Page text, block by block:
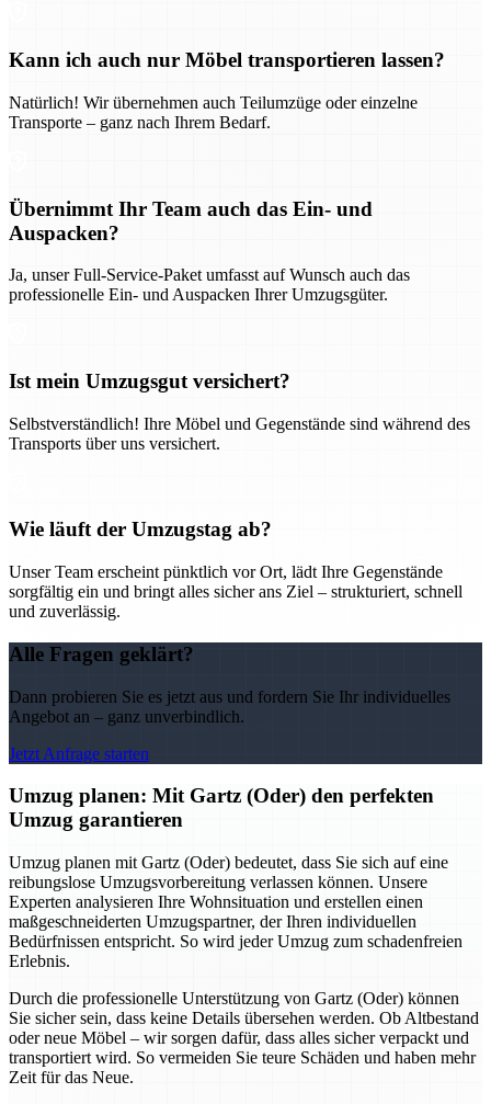
Kann ich auch nur Möbel transportieren lassen?
Natürlich! Wir übernehmen auch Teilumzüge oder einzelne
Transporte – ganz nach Ihrem Bedarf.
Übernimmt Ihr Team auch das Ein- und
Auspacken?
Ja, unser Full-Service-Paket umfasst auf Wunsch auch das
professionelle Ein- und Auspacken Ihrer Umzugsgüter.
Ist mein Umzugsgut versichert?
Selbstverständlich! Ihre Möbel und Gegenstände sind während des
Transports über uns versichert.
Wie läuft der Umzugstag ab?
Unser Team erscheint pünktlich vor Ort, lädt Ihre Gegenstände
sorgfältig ein und bringt alles sicher ans Ziel – strukturiert, schnell
und zuverlässig.
Alle Fragen geklärt?
Dann probieren Sie es jetzt aus und fordern Sie Ihr individuelles
Angebot an – ganz unverbindlich.
Jetzt Anfrage starten
Umzug planen: Mit Gartz (Oder) den perfekten
Umzug garantieren
Umzug planen mit Gartz (Oder) bedeutet, dass Sie sich auf eine
reibungslose Umzugsvorbereitung verlassen können. Unsere
Experten analysieren Ihre Wohnsituation und erstellen einen
maßgeschneiderten Umzugspartner, der Ihren individuellen
Bedürfnissen entspricht. So wird jeder Umzug zum schadenfreien
Erlebnis.
Durch die professionelle Unterstützung von Gartz (Oder) können
Sie sicher sein, dass keine Details übersehen werden. Ob Altbestand
oder neue Möbel – wir sorgen dafür, dass alles sicher verpackt und
transportiert wird. So vermeiden Sie teure Schäden und haben mehr
Zeit für das Neue.